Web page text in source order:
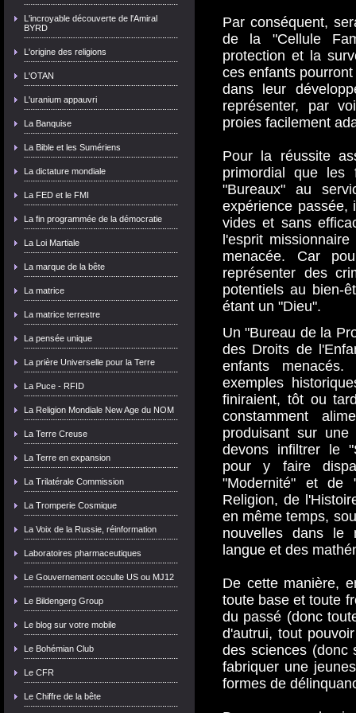
L'incroyable découverte de l'Amiral
BYRD
L'origine des religions
L'OTAN
L'uranium appauvri
La Banquise
La Bible et les Sumériens
La dictature mondiale
La FED et le FMI
La fin programmée de la démocratie
La Loi Martiale
La marque de la bête
La matrice
La matrice terrestre
La pensée unique
La prière Universelle pour la Terre
La Puce - RFID
La Religion Mondiale New Age du NOM
La Terre Creuse
La Terre en expansion
La Trilatérale Commission
La Tromperie Cosmique
La Voix de la Russie, réinformation
Laboratoires pharmaceutiques
Le Gouvernement occulte US ou MJ12
Le Bildengerg Group
Le blog sur votre mobile
Le Bohémian Club
Le CFR
Le Chiffre de la bête
Par conséquent,
de la "Cellule
protection et la
ces enfants
dans leur
représenter, par
proies facilement
Pour la réussite
primordial que les
"Bureaux" au
expérience passée,
vides et sans
l'esprit
menacée. Car
représenter des
potentiels au bien-
étant un "Dieu".
Un "Bureau de la
des Droits de
enfants
exemples
finiraient, tôt ou
constamment
produisant sur
devons infiltrer le
pour y faire
"Modernité" et de
Religion, de
en même temps,
nouvelles dans le
langue et des
De cette manière,
toute base et toute
du passé (donc
d'autrui, tout
des sciences (donc
fabriquer une
formes de